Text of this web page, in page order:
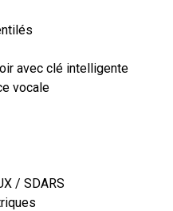
avec clé intelligente
vocale
/ SDARS